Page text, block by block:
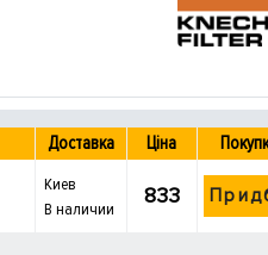
Доставка Ціна
Киев
В наличии
833